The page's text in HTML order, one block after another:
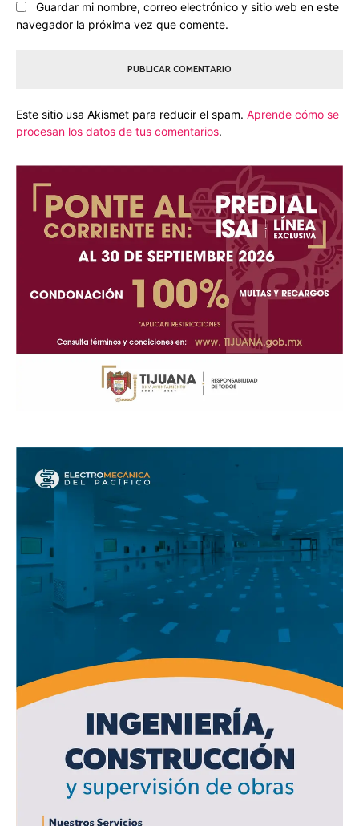
Guardar mi nombre, correo electrónico y sitio web en este
navegador la próxima vez que comente.
Este sitio usa Akismet para reducir el spam. Aprende cómo se
procesan los datos de tus comentarios.